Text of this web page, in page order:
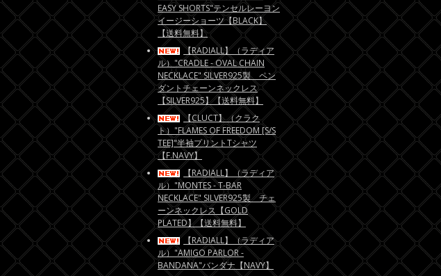
EASY SHORTS"テンセルレーヨン
イージーショーツ【BLACK】
【送料無料】
【RADIALL】（ラディア
ル）"CRADLE - OVAL CHAIN
NECKLACE" SILVER925製 ペン
ダントチェーンネックレス
【SILVER925】【送料無料】
【CLUCT】（クラク
ト）"FLAMES OF FREEDOM [S/S
TEE]"半袖プリントTシャツ
【F.NAVY】
【RADIALL】（ラディア
ル）"MONTES - T-BAR
NECKLACE" SILVER925製 チェ
ーンネックレス【GOLD
PLATED】【送料無料】
【RADIALL】（ラディア
ル）"AMIGO PARLOR -
BANDANA"バンダナ【NAVY】